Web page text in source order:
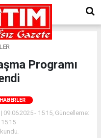
Programı
09.06.2025 - 15:15, Güncelleme: